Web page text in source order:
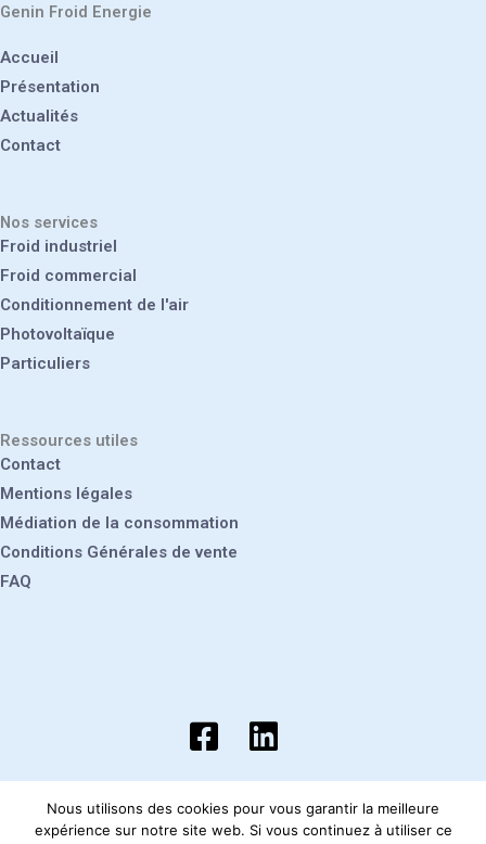
Genin Froid Energie
Accueil
Présentation
Actualités
Contact
Nos services
Froid industriel
Froid commercial
Conditionnement de l'air
Photovoltaïque
Particuliers
Ressources utiles
Contact
Mentions légales
Médiation de la consommation
Conditions Générales de vente
FAQ
Site réalisé par Hiceo
. Genin Froid Energie 2026.
Nous utilisons des cookies pour vous garantir la meilleure
expérience sur notre site web. Si vous continuez à utiliser ce